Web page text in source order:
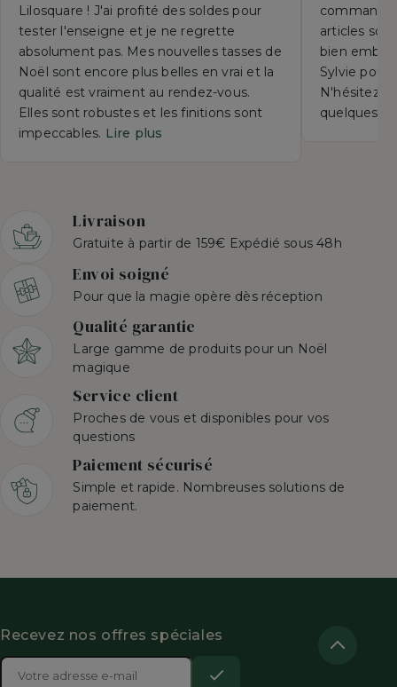
Lilosquare ! J'ai profité des soldes pour
tester l'enseigne et je ne regrette
absolument pas. Mes nouvelles tasses de
Noël sont encore plus belles en vrai et la
qualité est vraiment au rendez-vous.
Elles sont robustes et les finitions sont
impeccables. Lire plus
commande
articles
bien
Sylvie pour
N'hésitez
quelques
Livraison
Gratuite à partir de 159€ Expédié sous 48h
Envoi soigné
Pour que la magie opère dès réception
Qualité garantie
Large gamme de produits pour un Noël
magique
Service client
Proches de vous et disponibles pour vos
questions
Paiement sécurisé
Simple et rapide. Nombreuses solutions de
paiement.
Recevez nos offres spéciales
Adresse
